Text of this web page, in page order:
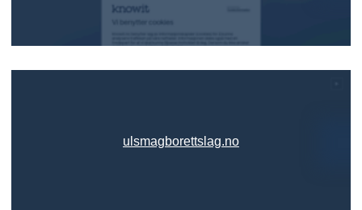
ulsmagborettslag.no